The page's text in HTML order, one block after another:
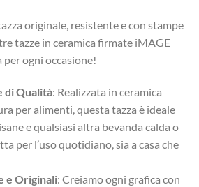
originale, resistente e con stampe
tazze in ceramica firmate iMAGE
ogni occasione!
di Qualità: Realizzata in ceramica
per alimenti, questa tazza è ideale
e qualsiasi altra bevanda calda o
per l’uso quotidiano, sia a casa che
e Originali: Creiamo ogni grafica con